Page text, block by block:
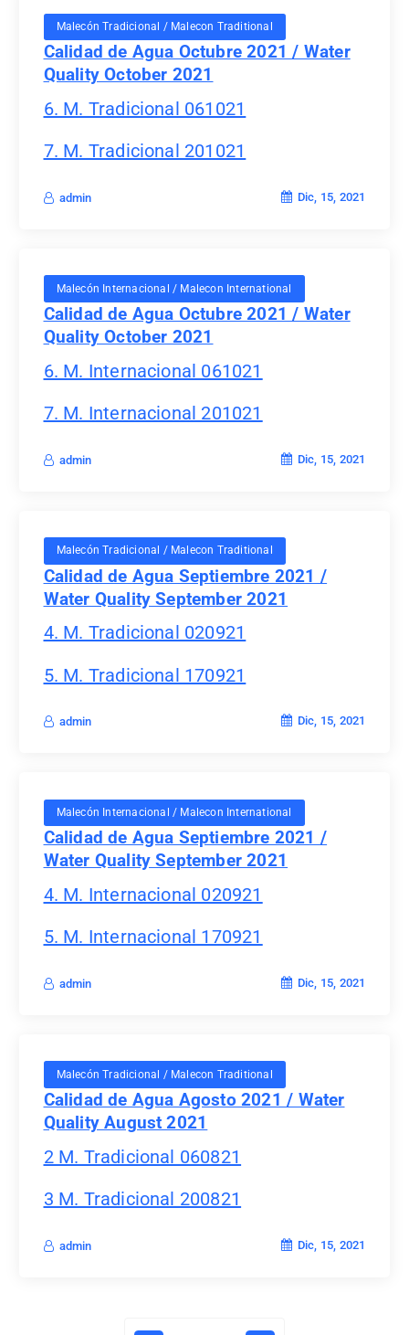
Malecón Tradicional / Malecon Traditional
Calidad de Agua Octubre 2021 / Water
Quality October 2021
6. M. Tradicional 061021
7. M. Tradicional 201021
admin Dic, 15, 2021
Malecón Internacional / Malecon International
Calidad de Agua Octubre 2021 / Water
Quality October 2021
6. M. Internacional 061021
7. M. Internacional 201021
admin Dic, 15, 2021
Malecón Tradicional / Malecon Traditional
Calidad de Agua Septiembre 2021 /
Water Quality September 2021
4. M. Tradicional 020921
5. M. Tradicional 170921
admin Dic, 15, 2021
Malecón Internacional / Malecon International
Calidad de Agua Septiembre 2021 /
Water Quality September 2021
4. M. Internacional 020921
5. M. Internacional 170921
admin Dic, 15, 2021
Malecón Tradicional / Malecon Traditional
Calidad de Agua Agosto 2021 / Water
Quality August 2021
2 M. Tradicional 060821
3 M. Tradicional 200821
admin Dic, 15, 2021